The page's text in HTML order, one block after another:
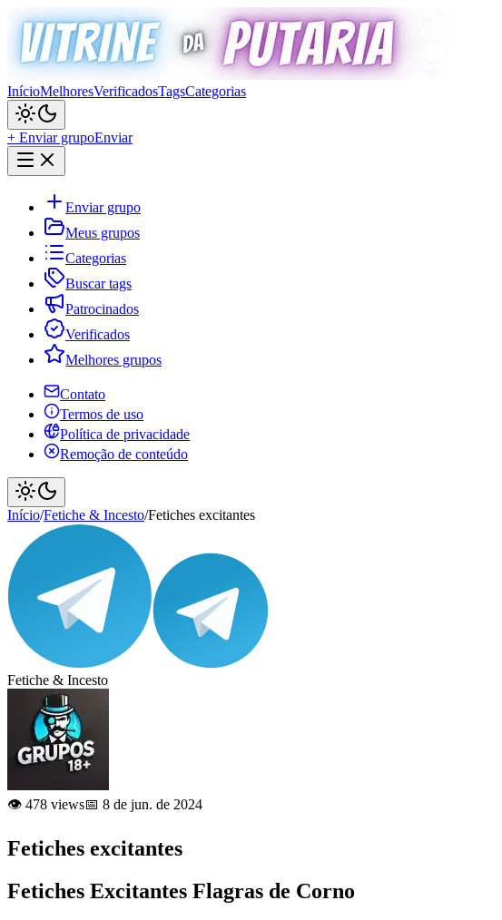
InícioMelhoresVerificadosTagsCategorias
+ Enviar grupoEnviar
Enviar grupo
Meus grupos
Categorias
Buscar tags
Patrocinados
Verificados
Melhores grupos
Contato
Termos de uso
Política de privacidade
Remoção de conteúdo
Início/Fetiche & Incesto/Fetiches excitantes
Fetiche & Incesto
👁️ 478 views📅 8 de jun. de 2024
Fetiches excitantes
Fetiches Excitantes Flagras de Corno